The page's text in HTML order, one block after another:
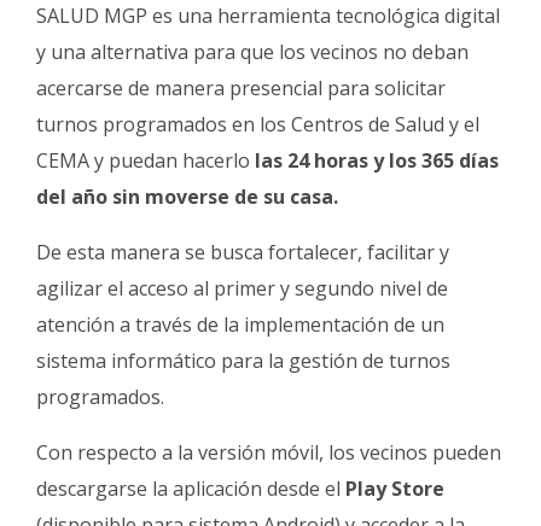
SALUD MGP es una herramienta tecnológica digital
y una alternativa para que los vecinos no deban
acercarse de manera presencial para solicitar
turnos programados en los Centros de Salud y el
CEMA y puedan hacerlo las 24 horas y los 365 días
del año sin moverse de su casa.
De esta manera se busca fortalecer, facilitar y
agilizar el acceso al primer y segundo nivel de
atención a través de la implementación de un
sistema informático para la gestión de turnos
programados.
Con respecto a la versión móvil, los vecinos pueden
descargarse la aplicación desde el Play Store